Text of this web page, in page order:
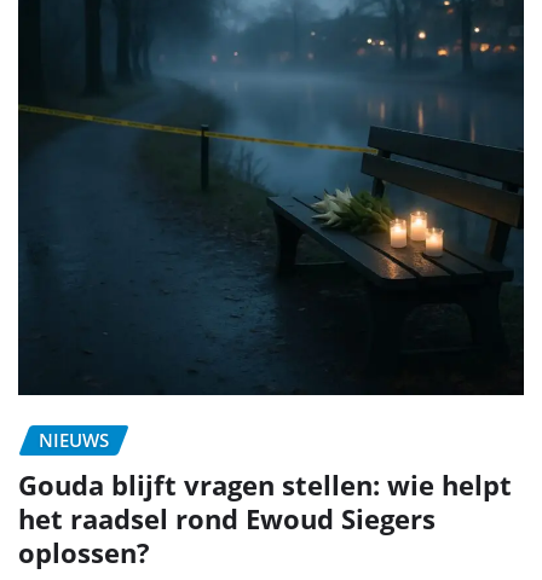
NIEUWS
Gouda blijft vragen stellen: wie helpt
het raadsel rond Ewoud Siegers
oplossen?